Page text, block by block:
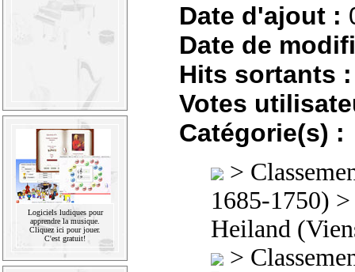
Logiciels ludiques pour
apprendre la musique.
Cliquez ici pour jouer.
C'est gratuit!
Date d'ajout :
Date de
Hits sortants :
Votes
Catégorie(s) :
>
1685-1750)
Heiland
>